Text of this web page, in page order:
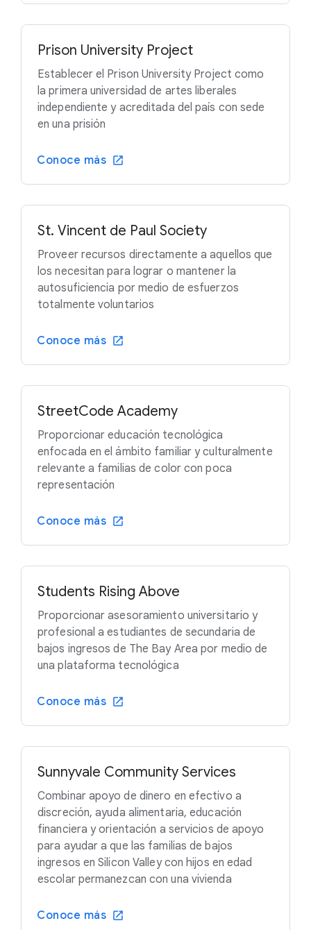
Prison University Project
Establecer el Prison University Project como
la primera universidad de artes liberales
independiente y acreditada del país con sede
en una prisión
Conoce más
St. Vincent de Paul Society
Proveer recursos directamente a aquellos que
los necesitan para lograr o mantener la
autosuficiencia por medio de esfuerzos
totalmente voluntarios
Conoce más
StreetCode Academy
Proporcionar educación tecnológica
enfocada en el ámbito familiar y culturalmente
relevante a familias de color con poca
representación
Conoce más
Students Rising Above
Proporcionar asesoramiento universitario y
profesional a estudiantes de secundaria de
bajos ingresos de The Bay Area por medio de
una plataforma tecnológica
Conoce más
Sunnyvale Community Services
Combinar apoyo de dinero en efectivo a
discreción, ayuda alimentaria, educación
financiera y orientación a servicios de apoyo
para ayudar a que las familias de bajos
ingresos en Silicon Valley con hijos en edad
escolar permanezcan con una vivienda
Conoce más